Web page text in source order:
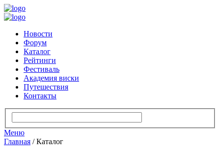
Новости
Форум
Каталог
Рейтинги
Фестиваль
Академия виски
Путешествия
Контакты
Меню
Главная /Каталог